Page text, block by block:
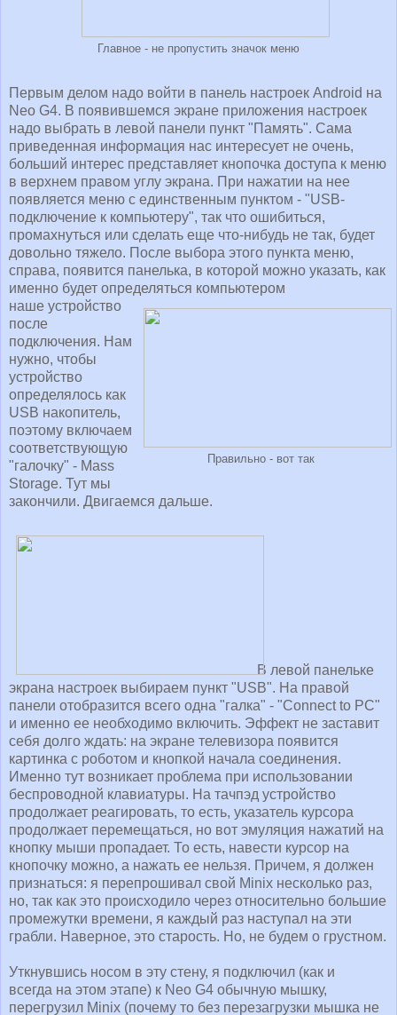
Главное - не пропустить значок меню
Первым делом надо войти в панель настроек Android на
Neo G4. В появившемся экране приложения настроек
надо выбрать в левой панели пункт "Память". Сама
приведенная информация нас интересует не очень,
больший интерес представляет кнопочка доступа к меню
в верхнем правом углу экрана. При нажатии на нее
появляется меню с единственным пунктом - "USB-
подключение к компьютеру", так что ошибиться,
промахнуться или сделать еще что-нибудь не так, будет
довольно тяжело. После выбора этого пункта меню,
справа, появится панелька, в которой можно указать, как
именно будет определяться компьютером
Правильно - вот так
наше устройство
после
подключения. Нам
нужно, чтобы
устройство
определялось как
USB накопитель,
поэтому включаем
соответствующую
"галочку" - Mass
Storage. Тут мы
закончили. Двигаемся дальше.
В левой панельке
экрана настроек выбираем пункт "USB". На правой
панели отобразится всего одна "галка" - "Connect to PC"
и именно ее необходимо включить. Эффект не заставит
себя долго ждать: на экране телевизора появится
картинка с роботом и кнопкой начала соединения.
Именно тут возникает проблема при использовании
беспроводной клавиатуры. На тачпэд устройство
продолжает реагировать, то есть, указатель курсора
продолжает перемещаться, но вот эмуляция нажатий на
кнопку мыши пропадает. То есть, навести курсор на
кнопочку можно, а нажать ее нельзя. Причем, я должен
признаться: я перепрошивал свой Minix несколько раз,
но, так как это происходило через относительно большие
промежутки времени, я каждый раз наступал на эти
грабли. Наверное, это старость. Но, не будем о грустном.
Уткнувшись носом в эту стену, я подключил (как и
всегда на этом этапе) к Neo G4 обычную мышку,
перегрузил Minix (почему то без перезагрузки мышка не